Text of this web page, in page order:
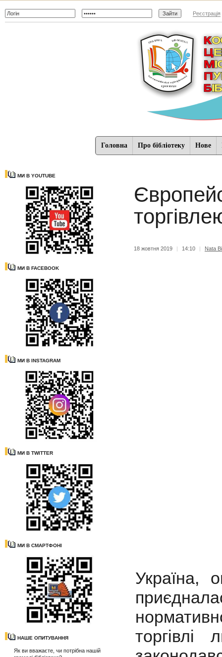
Реєстрація
Головна Про бібліотеку Нове
МИ В YOUTUBE
МИ В FACEBOOK
МИ В INSTAGRAM
МИ В TWITTER
МИ В СМАРТФОНІ
НАШЕ ОПИТУВАННЯ
Як ви вважаєте, чи потрібна нашій
18 жовтня 2019 | 14:10 | Nata
Україна,